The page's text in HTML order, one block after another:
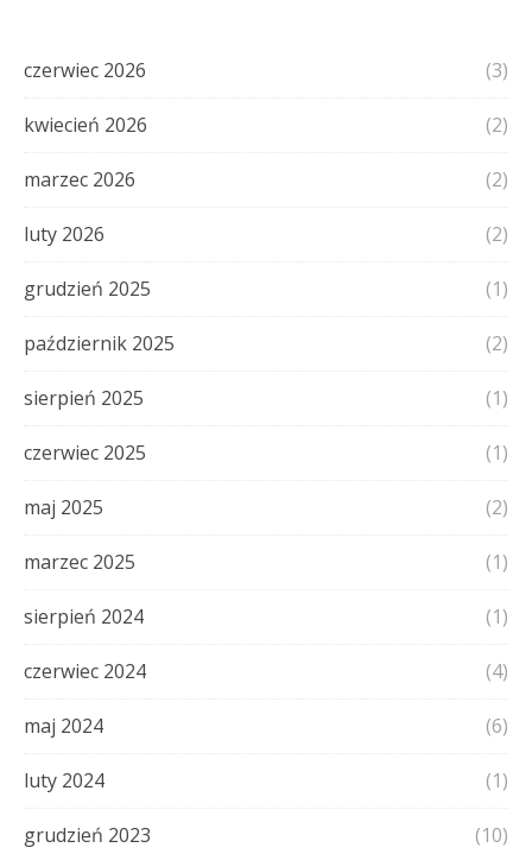
czerwiec 2026 (3)
kwiecień 2026 (2)
marzec 2026 (2)
luty 2026 (2)
grudzień 2025 (1)
październik 2025 (2)
sierpień 2025 (1)
czerwiec 2025 (1)
maj 2025 (2)
marzec 2025 (1)
sierpień 2024 (1)
czerwiec 2024 (4)
maj 2024 (6)
luty 2024 (1)
grudzień 2023 (10)